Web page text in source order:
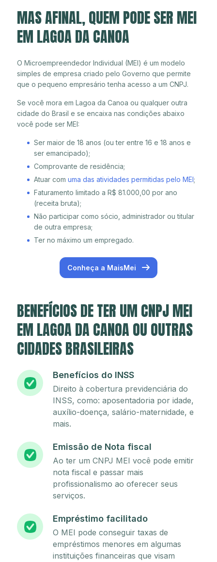
MAS AFINAL, QUEM PODE SER MEI
EM LAGOA DA CANOA
O Microempreendedor Individual (MEI) é um modelo
simples de empresa criado pelo Governo que permite
que o pequeno empresário tenha acesso a um CNPJ.
Se você mora em Lagoa da Canoa ou qualquer outra
cidade do Brasil e se encaixa nas condições abaixo
você pode ser MEI:
Ser maior de 18 anos (ou ter entre 16 e 18 anos e
ser emancipado);
Comprovante de residência;
Atuar com uma das atividades permitidas pelo MEI;
Faturamento limitado a R$ 81.000,00 por ano
(receita bruta);
Não participar como sócio, administrador ou titular
de outra empresa;
Ter no máximo um empregado.
Conheça a MaisMei
BENEFÍCIOS DE TER UM CNPJ MEI
EM LAGOA DA CANOA OU OUTRAS
CIDADES BRASILEIRAS
Benefícios do INSS
Direito à cobertura previdenciária do
INSS, como: aposentadoria por idade,
auxílio-doença, salário-maternidade, e
mais.
Emissão de Nota fiscal
Ao ter um CNPJ MEI você pode emitir
nota fiscal e passar mais
profissionalismo ao oferecer seus
serviços.
Empréstimo facilitado
O MEI pode conseguir taxas de
empréstimos menores em algumas
instituições financeiras que visam